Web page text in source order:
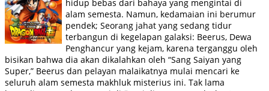
hidup bebas dari bahaya yang mengintai di
alam semesta. Namun, kedamaian ini berumur
pendek; Seorang jahat yang sedang tidur
terbangun di kegelapan galaksi: Beerus, Dewa
Penghancur yang kejam, karena terganggu oleh
bisikan bahwa dia akan dikalahkan oleh “Sang Saiyan yang
Super,” Beerus dan pelayan malaikatnya mulai mencari ke
seluruh alam semesta makhluk misterius ini. Tak lama